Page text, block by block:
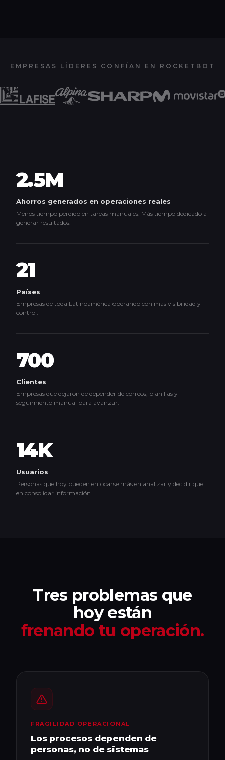
EMPRESAS LÍDERES CONFÍAN EN ROCKETBOT
2.5M
Ahorros generados en operaciones reales
Menos tiempo perdido en tareas manuales. Más tiempo dedicado a
generar resultados.
21
Países
Empresas de toda Latinoamérica operando con más visibilidad y
control.
700
Clientes
Empresas que dejaron de depender de correos, planillas y
seguimiento manual para avanzar.
14K
Usuarios
Personas que hoy pueden enfocarse más en analizar y decidir que
en consolidar información.
Tres problemas que
hoy están
frenando tu operación.
FRAGILIDAD OPERACIONAL
Los procesos dependen de
personas, no de sistemas